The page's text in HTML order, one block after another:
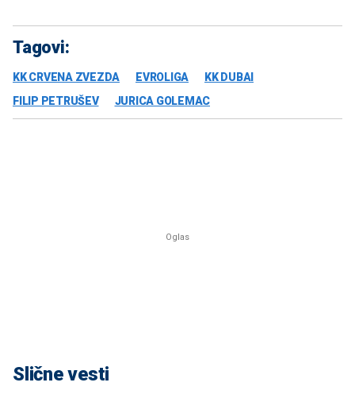
Tagovi:
KK CRVENA ZVEZDA EVROLIGA
KK DUBAI
FILIP PETRUŠEV
JURICA GOLEMAC
Slične vesti